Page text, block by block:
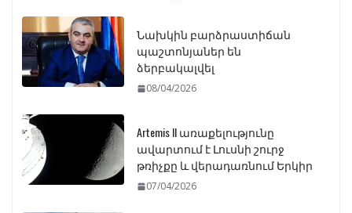
Նախկին բարձրաստիճան
պաշտոնյաներ են
ձերբակալվել
08/04/2026
Artemis II առաքելությունը
ավարտում է Լուսնի շուրջ
թռիչքը և վերադառնում Երկիր
07/04/2026